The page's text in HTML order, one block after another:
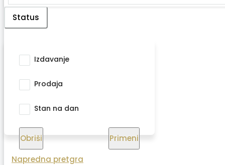
Status
Izdavanje
Prodaja
Stan na dan
Obriši
Primeni
Napredna pretgra